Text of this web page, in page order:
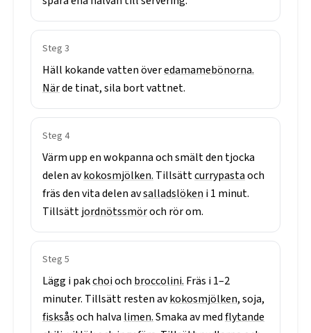
Steg 3
Häll kokandevattenöveredamamebönorna.
Närde tinat,sila bortvattnet.
Steg 4
Värmuppenwokpannaochsmältden tjocka
delenavkokosmjölken. Tillsättcurrypastaoch
fräsdenvitadelenavsalladslöken i1 minut.
Tillsättjordnötssmöroch rörom.
Steg 5
Lägg ipakchoioch broccolini. Fräs i1–2
minuter. Tillsättrestenavkokosmjölken,soja,
fisksåsoch halva limen.Smakaavmedflytande